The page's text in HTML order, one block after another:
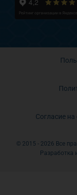
Согласие
© 2015 - 2026 Все
Разработка